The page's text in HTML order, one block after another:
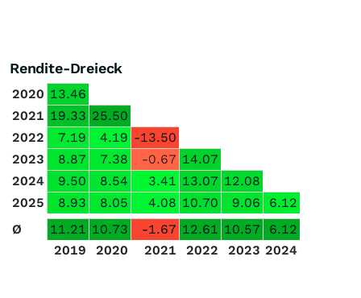
Rendite-Dreieck
2020 13.46
2021 19.33 25.50
2022
7.19 4.19 -13.50
2023
8.87 7.38 -0.67 14.07
2024
9.50 8.54 3.41 13.07 12.08
2025
8.93 8.05 4.08 10.70 9.06
6.12
Ø
11.21 10.73 -1.67 12.61 10.57
6.12
2019
2020 2021 2022 2023 2024